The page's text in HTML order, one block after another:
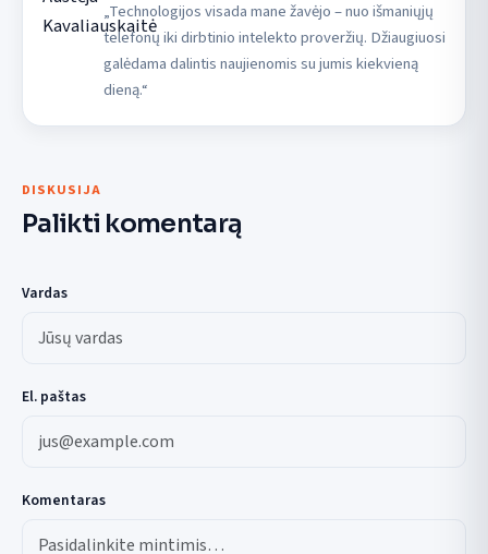
„Technologijos visada mane žavėjo – nuo išmaniųjų
telefonų iki dirbtinio intelekto proveržių. Džiaugiuosi
galėdama dalintis naujienomis su jumis kiekvieną
dieną.“
DISKUSIJA
Palikti komentarą
Vardas
El. paštas
Komentaras